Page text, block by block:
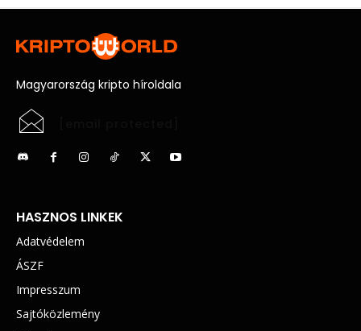
Magyarország kripto híroldala
HASZNOS LINKEK
Adatvédelem
ÁSZF
Impresszum
Sajtóközlemény